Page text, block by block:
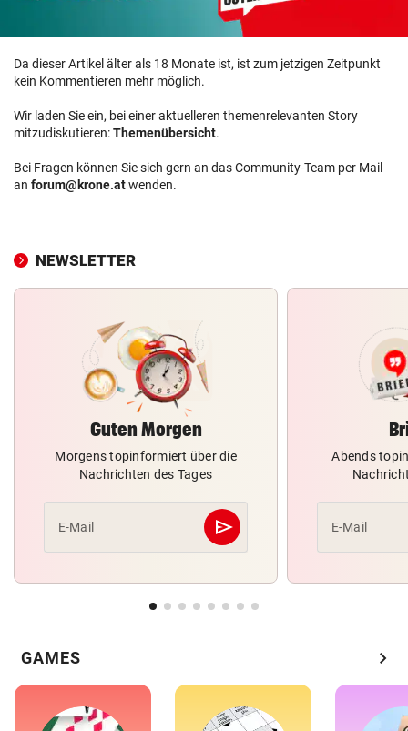
Da dieser Artikel älter als 18 Monate ist, ist zum jetzigen Zeitpunkt
kein Kommentieren mehr möglich.
Wir laden Sie ein, bei einer aktuelleren themenrelevanten Story
mitzudiskutieren:Themenübersicht.
Bei Fragen können Sie sich gern an das Community-Team per Mail
an forum@krone.atwenden.
NEWSLETTER
Guten Morgen
Morgens topinformiert über die
Nachrichten des Tages
E-Mail send
Abschicken
Abends
E-Mail
GAMES chevron_right